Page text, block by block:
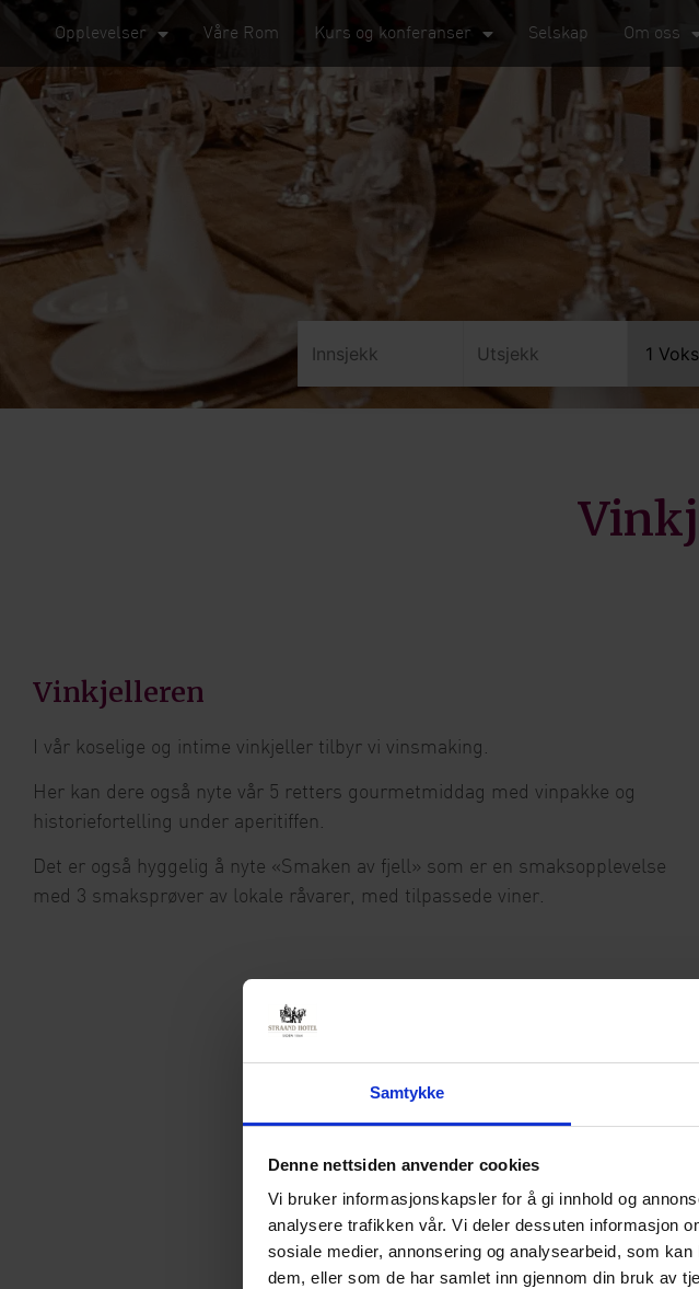
Samtykke
Denne nettsiden anvender cookies
Vi bruker informasjonskapsler for å gi innhold og
analysere trafikken vår. Vi deler dessuten informasjon
sosiale medier, annonsering og analysearbeid, som
dem, eller som de har samlet inn gjennom din bruk av
Opplevelser Våre Rom Kurs og konferanser Selskap Om oss
Vinkjelleren
I vår koselige og intime vinkjeller tilbyr vi vinsmaking.
Her kan dere også nyte vår 5 retters gourmetmiddag med vinpakke og
historiefortelling under aperitiffen.
Det er også hyggelig å nyte «Smaken av fjell» som er en smaksopplevelse
med 3 smaksprøver av lokale råvarer, med tilpassede viner.